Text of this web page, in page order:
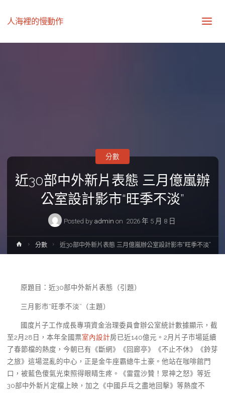
人海裡的慢動作
近30部中外新片表態 三月億嵐辦
公室設計影市“旺季不淡”
Posted by admin on 2026 年 5 月 8 日
分數
Home分數 近30部中外新片表態 三月億嵐辦公室設計影市“旺季不淡”
原題目：近30部中外新片表態（引題）
三月影市“旺季不淡”（主題）
國度片子工作成長專項資金治理委員會辦公室統計數據顯示，截
至2月28日，本年全國票室內設計房已近140億元。2月片子市場延續
了春節檔的熱度，今朝已有《斷網》《回廊亭》《不止不休》《鈴芽
之旅》這場混亂的中心，正是金牛座霸總牛土豪。他站在咖啡館門
口，被藍色傻氣光束照得眼睛生疼。《雷霆沙贊！眾神之怒》等近
30部中外新片定檔上映，加之《中國乒乓之盡地回擊》等熱度不